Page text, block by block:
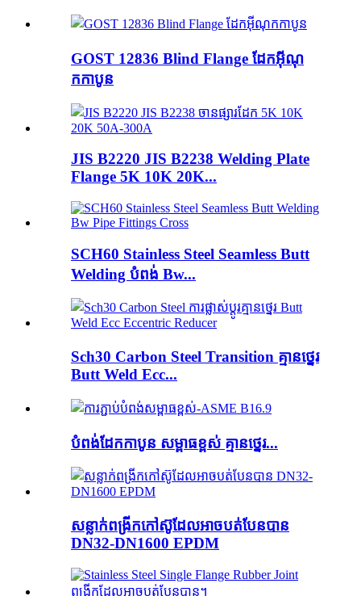
GOST 12836 Blind Flange ដែកអ៊ីណុ
កកាបូន
JIS B2220 JIS B2238 Welding Plate
Flange 5K 10K 20K...
SCH60 Stainless Steel Seamless Butt
Welding បំពង់ Bw...
Sch30 Carbon Steel Transition គ្មានថ្នេរ
Butt Weld Ecc...
បំពង់ដែកកាបូន សម្ពាធខ្ពស់ គ្មានថ្នេរ...
សន្លាក់ពង្រីកកៅស៊ូដែលអាចបត់បែនបាន
DN32-DN1600 EPDM